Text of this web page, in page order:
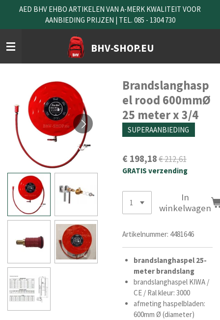
naar
de
hoofdinhoud
BHV-SHOP.EU
AED BHV EHBO ARTIKELEN VAN A-MERK KWALITEIT VOOR
AANBIEDING PRIJZEN | TEL. 085 - 1304 730
Brandslanghasp
el rood 600mmØ
25 meter x 3/4
SUPERAANBIEDING
€ 198,18€ 212,61
GRATIS verzending
In
winkelwagen
Artikelnummer: 4481646
brandslanghaspel 25-
meter brandslang
brandslanghaspel KIWA /
CE / Ral kleur: 3000
afmeting haspelbladen:
600mm Ø (diameter)